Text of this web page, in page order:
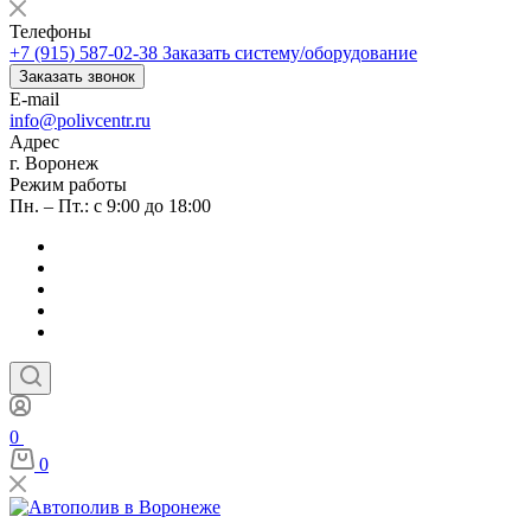
Телефоны
+7 (915) 587-02-38 Заказать систему/оборудование
Заказать звонок
E-mail
info@polivcentr.ru
Адрес
г. Воронеж
Режим работы
Пн. – Пт.: с 9:00 до 18:00
0
0